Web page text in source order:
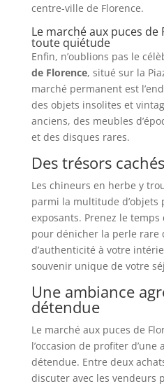
centre-ville de Florence.
Le marché aux puces de
toute quiétude
Enfin, n’oublions pas le
de Florence, situé sur la
marché permanent est
des objets insolites et
anciens, des meubles
et des disques rares.
Des trésors
Les chineurs en herbe y
parmi la multitude d’objets
exposants. Prenez le temps
pour dénicher la perle rare
d’authenticité à votre
souvenir unique de votre
Une ambiance
détendue
Le marché aux puces de
l’occasion de profiter
détendue. Entre deux
discuter avec les vendeurs